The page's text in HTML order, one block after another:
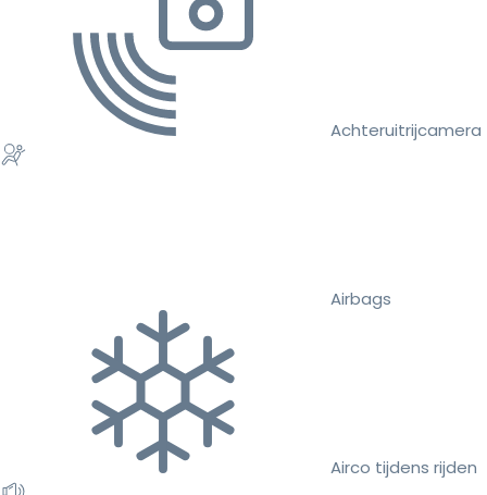
Achteruitrijcamera
Airbags
Airco tijdens rijden